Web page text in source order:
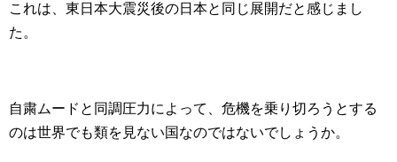
これは、東日本大震災後の日本と同じ展開だと感じまし
た。
自粛ムードと同調圧力によって、危機を乗り切ろうとする
のは世界でも類を見ない国なのではないでしょうか。